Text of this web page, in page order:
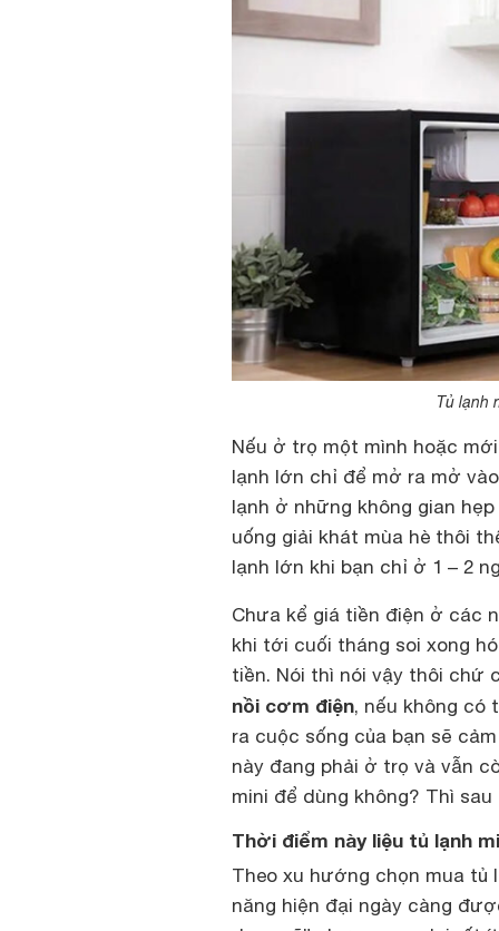
Tủ lạnh
Nếu ở trọ một mình hoặc
lạnh lớn chỉ để mở ra mở
lạnh ở những không gian
uống giải khát mùa hè thôi
lạnh lớn khi bạn chỉ ở 1 – 2
Chưa kể giá tiền điện ở các
khi tới cuối tháng soi xong
tiền. Nói thì nói vậy thôi chứ
nồi cơm điện, nếu không có
ra cuộc sống của bạn sẽ
này đang phải ở trọ và vẫn
mini để dùng không? Thì
Thời điểm này liệu tủ lạnh
Theo xu hướng chọn mua tủ
năng hiện đại ngày càng